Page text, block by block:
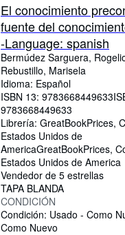
El conocimiento
fuente del
-Language: spanish
Bermúdez Sarguera,
Rebustillo, Marisela
Idioma: Español
ISBN 13: 9783668449633
9783668449633
Librería: GreatBookPrices,
Estados Unidos de
AmericaGreatBookPrices,
Estados Unidos de America
Vendedor de 5 estrellas
TAPA BLANDA
CONDICIÓN
Condición: Usado - Como
Como Nuevo